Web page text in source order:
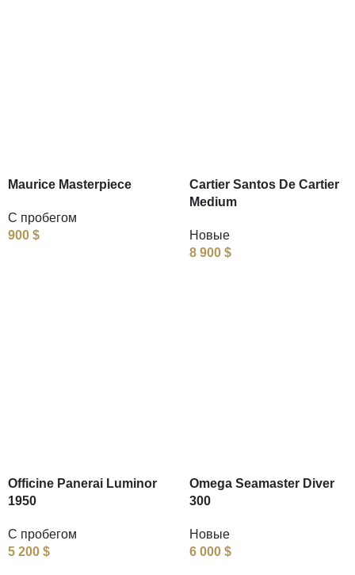
Maurice Masterpiece
С пробегом
900 $
Cartier Santos De Cartier
Medium
Новые
8 900 $
Officine Panerai Luminor
1950
С пробегом
5 200 $
Omega Seamaster Diver
300
Новые
6 000 $